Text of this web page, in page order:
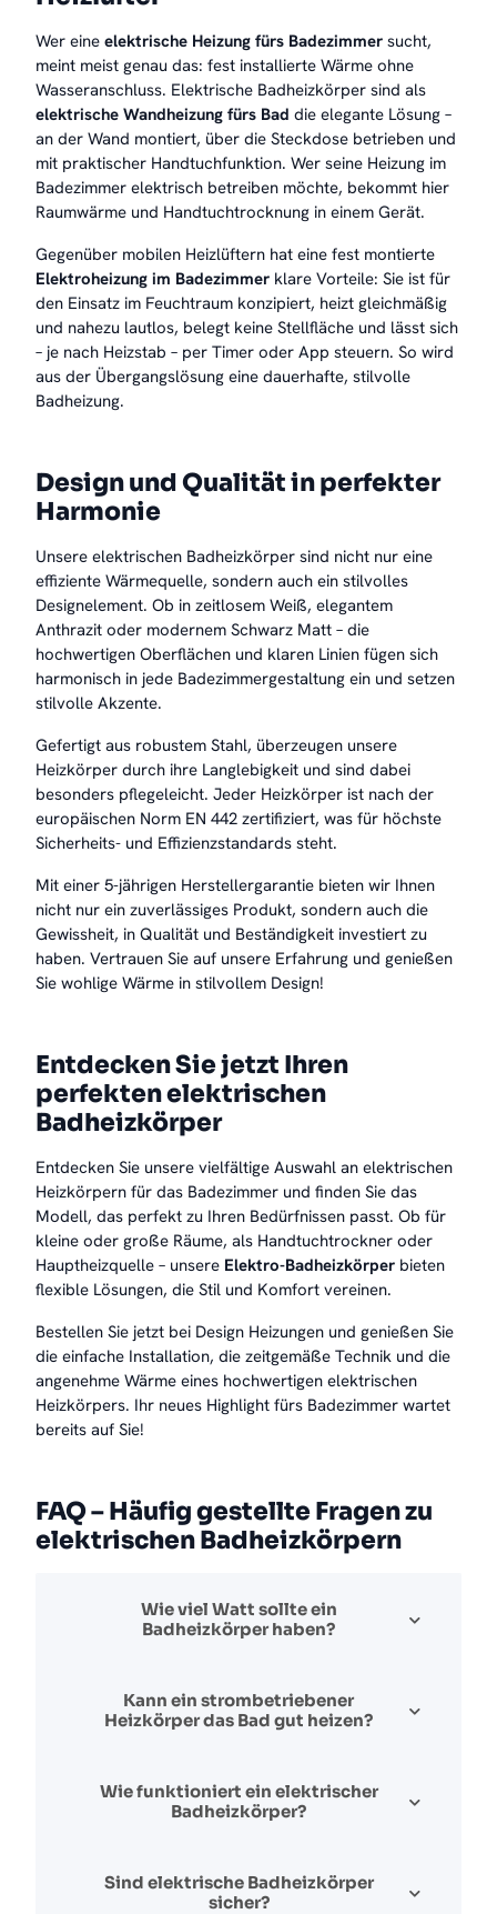
Wer eine elektrische Heizung fürs Badezimmer sucht,
meint meist genau das: fest installierte Wärme ohne
Wasseranschluss. Elektrische Badheizkörper sind als
elektrische Wandheizung fürs Bad die elegante Lösung –
an der Wand montiert, über die Steckdose betrieben und
mit praktischer Handtuchfunktion. Wer seine Heizung im
Badezimmer elektrisch betreiben möchte, bekommt hier
Raumwärme und Handtuchtrocknung in einem Gerät.
Gegenüber mobilen Heizlüftern hat eine fest montierte
Elektroheizung im Badezimmer klare Vorteile: Sie ist für
den Einsatz im Feuchtraum konzipiert, heizt gleichmäßig
und nahezu lautlos, belegt keine Stellfläche und lässt sich
– je nach Heizstab – per Timer oder App steuern. So wird
aus der Übergangslösung eine dauerhafte, stilvolle
Badheizung.
Design und Qualität in perfekter
Harmonie
Unsere elektrischen Badheizkörper sind nicht nur eine
effiziente Wärmequelle, sondern auch ein stilvolles
Designelement. Ob in zeitlosem Weiß, elegantem
Anthrazit oder modernem Schwarz Matt – die
hochwertigen Oberflächen und klaren Linien fügen sich
harmonisch in jede Badezimmergestaltung ein und setzen
stilvolle Akzente.
Gefertigt aus robustem Stahl, überzeugen unsere
Heizkörper durch ihre Langlebigkeit und sind dabei
besonders pflegeleicht. Jeder Heizkörper ist nach der
europäischen Norm EN 442 zertifiziert, was für höchste
Sicherheits- und Effizienzstandards steht.
Mit einer 5-jährigen Herstellergarantie bieten wir Ihnen
nicht nur ein zuverlässiges Produkt, sondern auch die
Gewissheit, in Qualität und Beständigkeit investiert zu
haben. Vertrauen Sie auf unsere Erfahrung und genießen
Sie wohlige Wärme in stilvollem Design!
Entdecken Sie jetzt Ihren
perfekten elektrischen
Badheizkörper
Entdecken Sie unsere vielfältige Auswahl an elektrischen
Heizkörpern für das Badezimmer und finden Sie das
Modell, das perfekt zu Ihren Bedürfnissen passt. Ob für
kleine oder große Räume, als Handtuchtrockner oder
Hauptheizquelle – unsere Elektro-Badheizkörper bieten
flexible Lösungen, die Stil und Komfort vereinen.
Bestellen Sie jetzt bei Design Heizungen und genießen Sie
die einfache Installation, die zeitgemäße Technik und die
angenehme Wärme eines hochwertigen elektrischen
Heizkörpers. Ihr neues Highlight fürs Badezimmer wartet
bereits auf Sie!
FAQ – Häufig gestellte Fragen zu
elektrischen Badheizkörpern
Wie viel Watt sollte ein
Badheizkörper haben?
Kann ein strombetriebener
Heizkörper das Bad gut heizen?
Wie funktioniert ein elektrischer
Badheizkörper?
Sind elektrische Badheizkörper
sicher?